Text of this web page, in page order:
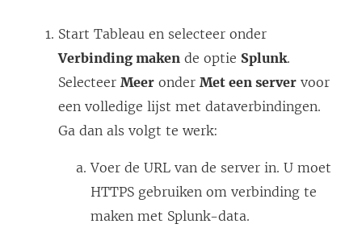
n
Start Tableau en selecteer onder
Verbinding maken de optie Splunk.
Selecteer Meer onder Met een server voor
een volledige lijst met dataverbindingen.
Ga dan als volgt te werk:
Voer de URL van de server in. U moet
HTTPS gebruiken om verbinding te
maken met Splunk-data.